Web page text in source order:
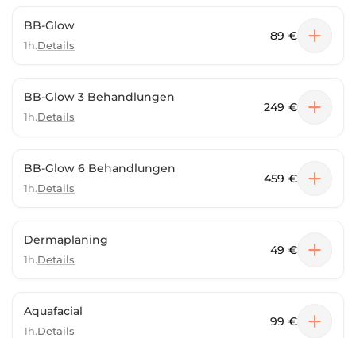
BB-Glow
1h.Details
89 €
BB-Glow 3 Behandlungen
1h.Details
249 €
BB-Glow 6 Behandlungen
1h.Details
459 €
Dermaplaning
1h.Details
49 €
Aquafacial
1h.Details
99 €